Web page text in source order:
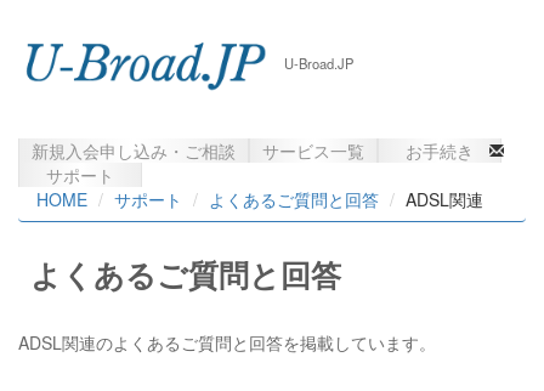
U-Broad.JP
新規入会申し込み・ご相談 サービス一覧
お手続き
サポート
web mail
HOME サポート よくあるご質問と回答 ADSL関連
よくあるご質問と回答
ADSL関連のよくあるご質問と回答を掲載しています。